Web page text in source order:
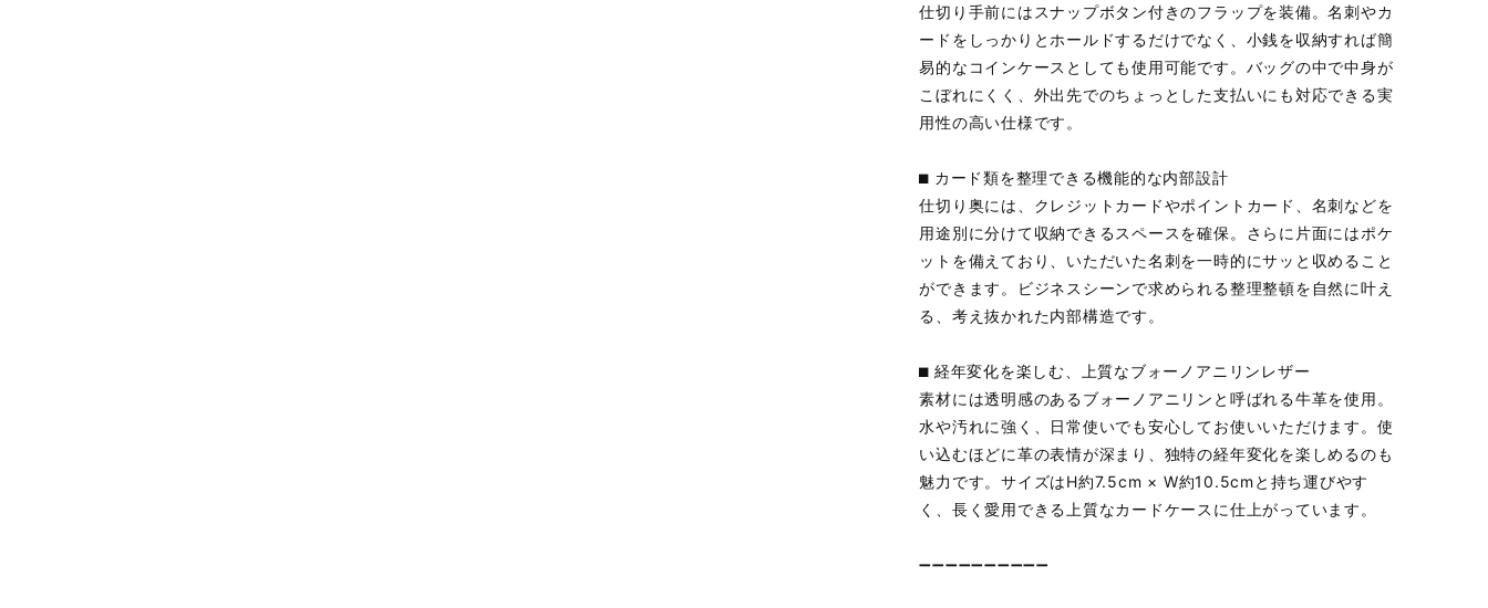
仕切り手前にはスナップボタン付きのフラップを装備。名刺やカ
ードをしっかりとホールドするだけでなく、小銭を収納すれば簡
易的なコインケースとしても使用可能です。バッグの中で中身が
こぼれにくく、外出先でのちょっとした支払いにも対応できる実
用性の高い仕様です。
⬛︎ カード類を整理できる機能的な内部設計
仕切り奥には、クレジットカードやポイントカード、名刺などを
用途別に分けて収納できるスペースを確保。さらに片面にはポケ
ットを備えており、いただいた名刺を一時的にサッと収めること
ができます。ビジネスシーンで求められる整理整頓を自然に叶え
る、考え抜かれた内部構造です。
⬛︎ 経年変化を楽しむ、上質なブォーノアニリンレザー
素材には透明感のあるブォーノアニリンと呼ばれる牛革を使用。
水や汚れに強く、日常使いでも安心してお使いいただけます。使
い込むほどに革の表情が深まり、独特の経年変化を楽しめるのも
魅力です。サイズはH約7.5cm × W約10.5cmと持ち運びやす
く、長く愛用できる上質なカードケースに仕上がっています。
➖➖➖➖➖➖➖➖➖➖